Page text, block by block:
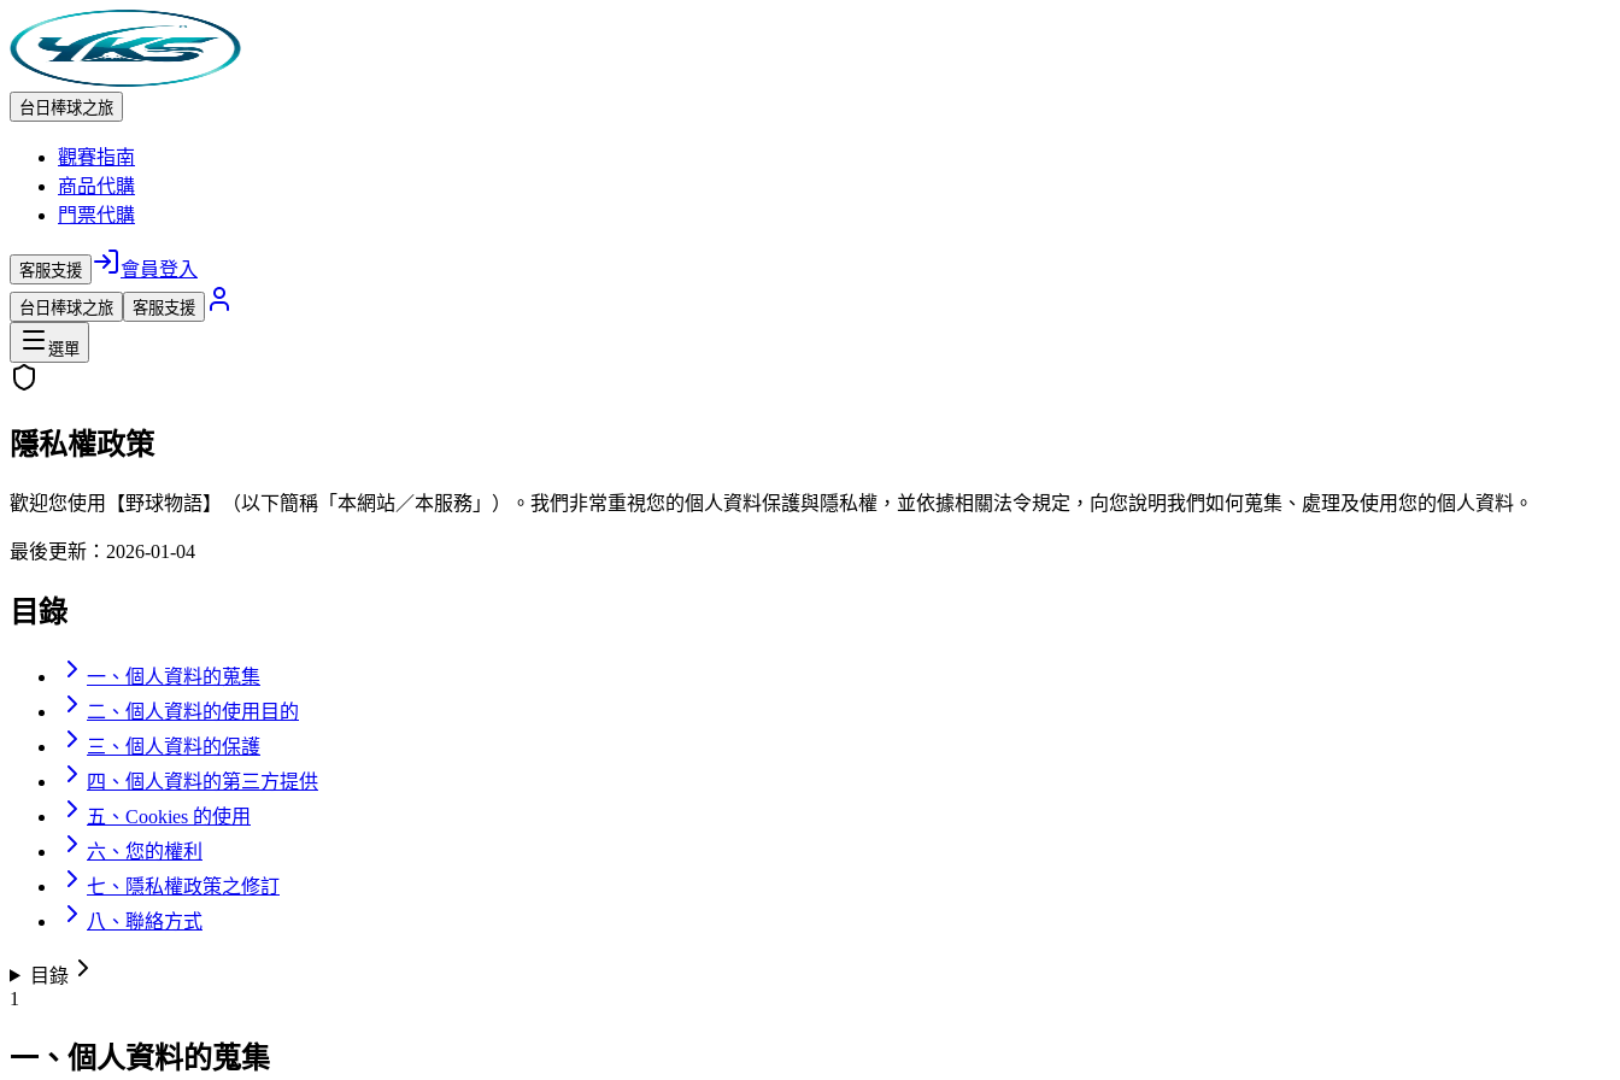
台日棒球之旅
觀賽指南
商品代購
門票代購
客服支援 會員登入
台日棒球之旅 客服支援
選單
隱私權政策
歡迎您使用【野球物語】（以下簡稱「本網站／本服務」）。我們非常重視您的個人資料保護與隱私權，並依據相關法令規定，向您說明我們如何蒐集、處理及使用您的個人資料。
最後更新： 2026-01-04
目錄
一、個人資料的蒐集
二、個人資料的使用目的
三、個人資料的保護
四、個人資料的第三方提供
五、Cookies 的使用
六、您的權利
七、隱私權政策之修訂
八、聯絡方式
目錄
1
一、個人資料的蒐集